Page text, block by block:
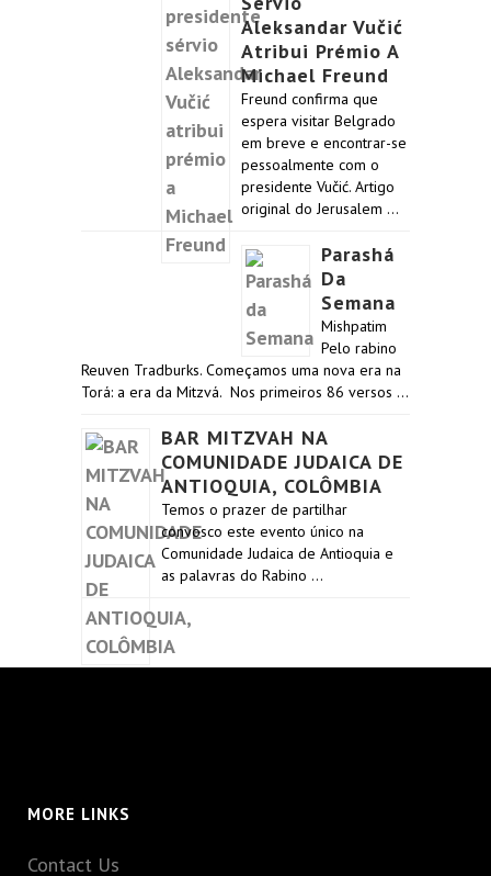
Aleksandar Vučić
Atribui Prémio A
Michael Freund
Freund confirma que
espera visitar Belgrado
em breve e encontrar-se
pessoalmente com o
presidente Vučić. Artigo
original do Jerusalem …
Parashá
Da
Semana
Mishpatim
Pelo rabino
Reuven Tradburks. Começamos uma nova era na
Torá: a era da Mitzvá. Nos primeiros 86 versos …
BAR MITZVAH NA
COMUNIDADE JUDAICA DE
ANTIOQUIA, COLÔMBIA
Temos o prazer de partilhar
convosco este evento único na
Comunidade Judaica de Antioquia e
as palavras do Rabino …
MORE LINKS
Contact Us